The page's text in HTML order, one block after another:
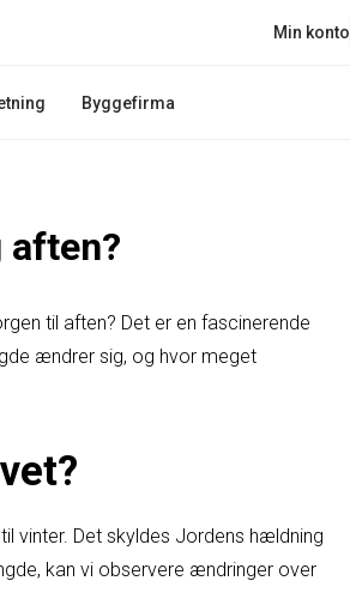
Byggefirma
Min konto
aften?
til aften? Det er en fascinerende
ændrer sig, og hvor meget
vinter. Det skyldes Jordens hældning
kan vi observere ændringer over